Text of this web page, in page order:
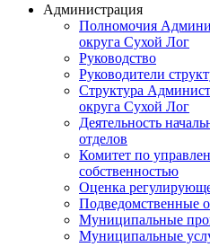
Администрация
Полномочия
округа Сухой Лог
Руководство
Руководители
Структура
округа Сухой Лог
Деятельность
отделов
Комитет по
собственностью
Оценка
Подведомственные
Муниципальные
Муниципальные